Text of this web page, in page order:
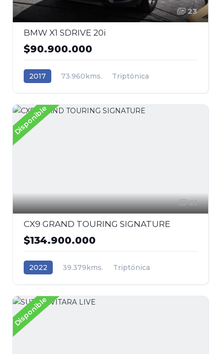
23
BMW X1 SDRIVE 20i
$90.900.000
2017 73.960kms.
Triptónica
Disponible
21
CX9 GRAND TOURING SIGNATURE
$134.900.000
2022 39.379kms.
Triptónica
Disponible